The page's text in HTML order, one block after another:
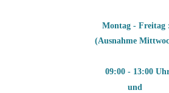
Montag - Freitag
(Ausnahme
09:00 - 13:00
und